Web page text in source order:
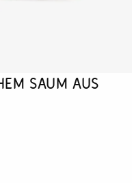
Saum aus